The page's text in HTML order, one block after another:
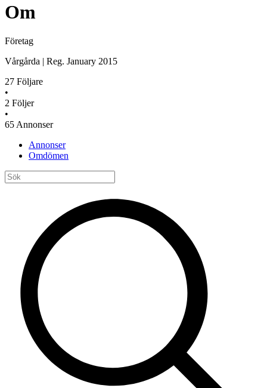
Om
Företag
Vårgårda | Reg. January 2015
27 Följare
•
2 Följer
•
65 Annonser
Annonser
Omdömen